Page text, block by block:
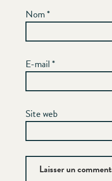
Nom*
E-mail*
Site web